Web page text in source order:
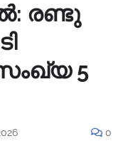
രണ്ടു
5
0